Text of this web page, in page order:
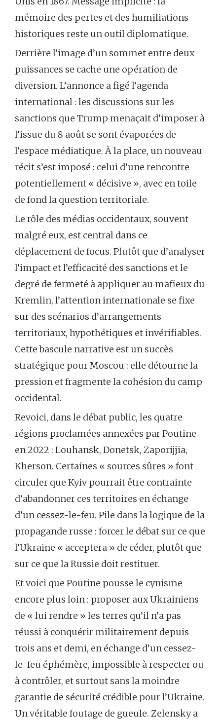
mémoire des pertes et des humiliations
historiques reste un outil diplomatique.
Derrière l’image d’un sommet entre deux
puissances se cache une opération de
diversion. L’annonce a figé l’agenda
international : les discussions sur les
sanctions que Trump menaçait d’imposer à
l’issue du 8 août se sont évaporées de
l’espace médiatique. À la place, un nouveau
récit s’est imposé : celui d’une rencontre
potentiellement « décisive », avec en toile
de fond la question territoriale.
Le rôle des médias occidentaux, souvent
malgré eux, est central dans ce
déplacement de focus. Plutôt que d’analyser
l’impact et l’efficacité des sanctions et le
degré de fermeté à appliquer au mafieux du
Kremlin, l’attention internationale se fixe
sur des scénarios d’arrangements
territoriaux, hypothétiques et invérifiables.
Cette bascule narrative est un succès
stratégique pour Moscou : elle détourne la
pression et fragmente la cohésion du camp
occidental.
Revoici, dans le débat public, les quatre
régions proclamées annexées par Poutine
en 2022 : Louhansk, Donetsk, Zaporijjia,
Kherson. Certaines « sources sûres » font
circuler que Kyiv pourrait être contrainte
d’abandonner ces territoires en échange
d’un cessez-le-feu. Pile dans la logique de la
propagande russe : forcer le débat sur ce que
l’Ukraine « acceptera » de céder, plutôt que
sur ce que la Russie doit restituer.
Et voici que Poutine pousse le cynisme
encore plus loin : proposer aux Ukrainiens
de « lui rendre » les terres qu’il n’a pas
réussi à conquérir militairement depuis
trois ans et demi, en échange d’un cessez-
le-feu éphémère, impossible à respecter ou
à contrôler, et surtout sans la moindre
garantie de sécurité crédible pour l’Ukraine.
Un véritable foutage de gueule. Zelensky a